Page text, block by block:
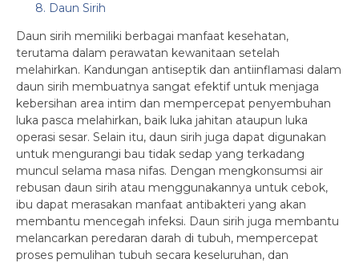
8. Daun Sirih
Daun sirih memiliki berbagai manfaat kesehatan,
terutama dalam perawatan kewanitaan setelah
melahirkan. Kandungan antiseptik dan antiinflamasi dalam
daun sirih membuatnya sangat efektif untuk menjaga
kebersihan area intim dan mempercepat penyembuhan
luka pasca melahirkan, baik luka jahitan ataupun luka
operasi sesar. Selain itu, daun sirih juga dapat digunakan
untuk mengurangi bau tidak sedap yang terkadang
muncul selama masa nifas. Dengan mengkonsumsi air
rebusan daun sirih atau menggunakannya untuk cebok,
ibu dapat merasakan manfaat antibakteri yang akan
membantu mencegah infeksi. Daun sirih juga membantu
melancarkan peredaran darah di tubuh, mempercepat
proses pemulihan tubuh secara keseluruhan, dan